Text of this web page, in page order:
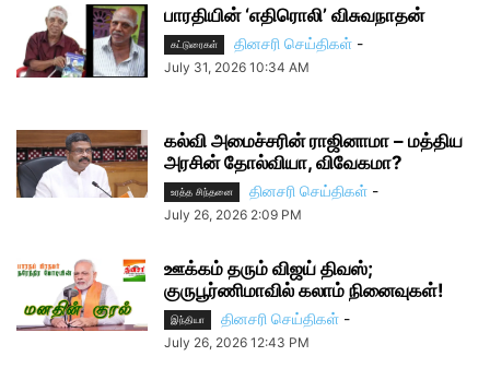
பாரதியின் ‘எதிரொலி’ விசுவநாதன்
கட்டுரைகள் தினசரி செய்திகள் -
July 31, 2026 10:34 AM
கல்வி அமைச்சரின் ராஜினாமா – மத்திய
அரசின் தோல்வியா, விவேகமா?
உரத்த சிந்தனை தினசரி செய்திகள் -
July 26, 2026 2:09 PM
ஊக்கம் தரும் விஜய் திவஸ்;
குருபூர்ணிமாவில் கலாம் நினைவுகள்!
இந்தியா தினசரி செய்திகள் -
July 26, 2026 12:43 PM